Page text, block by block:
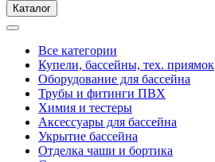
Каталог
Все категории
Купели, бассейны, тех. приямок
Оборудование для бассейна
Трубы и фитинги ПВХ
Химия и тестеры
Аксессуары для бассейна
Укрытие бассейна
Отделка чаши и бортика